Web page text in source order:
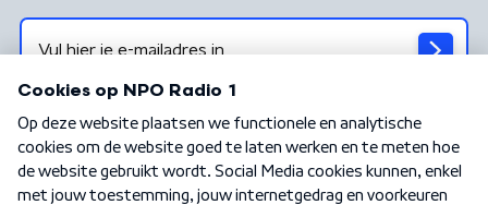
Algemene voorwaarden